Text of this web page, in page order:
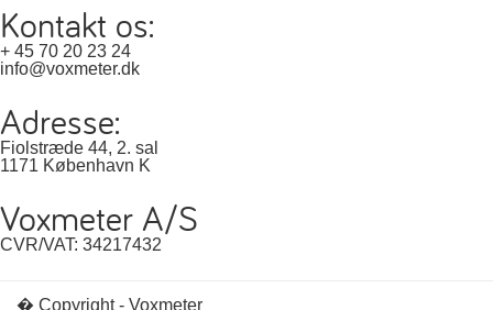
Kontakt os:
+ 45 70 20 23 24
info@voxmeter.dk
Adresse:
Fiolstræde 44, 2. sal
1171 København K
Voxmeter A/S
CVR/VAT: 34217432
� Copyright - Voxmeter